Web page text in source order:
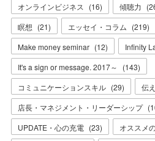
オンラインビジネス
(16) 傾聴力 (
瞑想 (21) エッセイ・コラム (219)
Make money seminar (12) Infinity
It's a sign or message. 2017～
(143)
コミュニケーションスキル (29) 伝
店長・マネジメント・リーダーシップ (
UPDATE・心の充電 (23) オススメ